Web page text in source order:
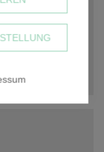
in Rechnung.
diesem
in einem